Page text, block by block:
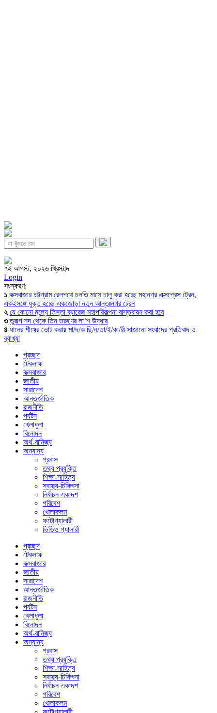
৭ই আগস্ট, ২০২৬ খ্রিস্টাব্দ
Login
সংস্করণ:
১ কক্সবাজার চট্টগ্রাম রেলপথে চলতি মাসে চালু করা হচ্ছে মহানগর এক্সপ্রেস ট্রেন,
একইসঙ্গে যুক্ত হচ্ছে একজোড়া নতুন আন্তঃনগর ট্রেন
২ যে কোনো মূল্যে তিস্তা ব্যারেজ মহাপরিকল্পনা বাস্তবায়ন করা হবে
৩ তুরাগ নদ থেকে তিন তরুণের লা’শ উদ্ধার
৪ ধানের শীষের ভোট করায় মা/দ/ক ছি/ন/তা/ই/কা/রী সাজানো সংবাদের প্রতিবাদ ও
ব্যাখ্যা
প্রচ্ছদ
টেকনাফ
কক্সবাজার
জাতীয়
সারাদেশ
আন্তর্জাতিক
রাজনীতি
পর্যটন
খেলাধুলা
বিনোদন
অর্থ-বানিজ্য
অন্যান্য
প্রবাস
তথ্য প্রযুক্তি
শিক্ষা-সাহিত্য
স্বাস্থ্য-চিকিৎসা
নির্বাচন একাদশ
পরিবেশ
খোলাকলম
ফটোগ্যালারী
ভিডিও গ্যালারী
প্রচ্ছদ
টেকনাফ
কক্সবাজার
জাতীয়
সারাদেশ
আন্তর্জাতিক
রাজনীতি
পর্যটন
খেলাধুলা
বিনোদন
অর্থ-বানিজ্য
অন্যান্য
প্রবাস
তথ্য প্রযুক্তি
শিক্ষা-সাহিত্য
স্বাস্থ্য-চিকিৎসা
নির্বাচন একাদশ
পরিবেশ
খোলাকলম